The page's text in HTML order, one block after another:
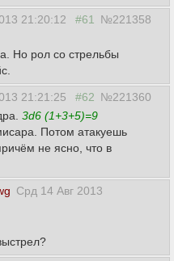
21:20:12 #61
№221358
Но рол со стрельбы
21:21:25 #62 №221360
3d6 (1+3+5)=9
Потом атакуешь
не ясно, что в
Срд 14 Авг 2013